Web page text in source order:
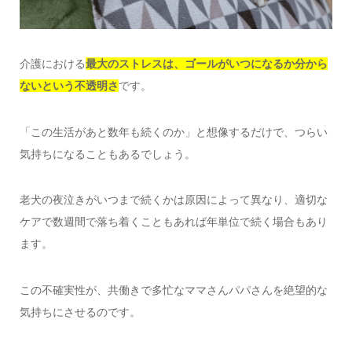
介護における最大のストレスは、ゴールがいつになるか分から
ないという不透明さです。
「この生活があと数年も続くのか」と想像するだけで、つらい
気持ちになることもあるでしょう。
老犬の夜泣きがいつまで続くかは原因によって異なり、適切な
ケアで数週間で落ち着くこともあれば年単位で続く場合もあり
ます。
この不確実性が、共働きで多忙なママさんパパさんを絶望的な
気持ちにさせるのです。